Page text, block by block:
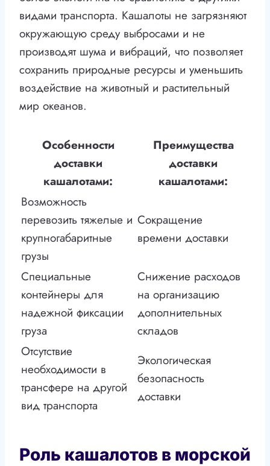
видами транспорта. Кашалоты не загрязняют
окружающую среду выбросами и не
производят шума и вибраций, что позволяет
сохранить природные ресурсы и уменьшить
воздействие на животный и растительный
мир океанов.
Особенности
доставки
кашалотами:
Преимущества
доставки
кашалотами:
Возможность
перевозить тяжелые и
крупногабаритные
грузы
Сокращение
времени доставки
Специальные
контейнеры для
надежной фиксации
груза
Снижение расходов
на организацию
дополнительных
складов
Отсутствие
необходимости в
трансфере на другой
вид транспорта
Экологическая
безопасность
доставки
Роль кашалотов в морской